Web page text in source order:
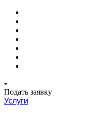
Подать заявку
Услуги